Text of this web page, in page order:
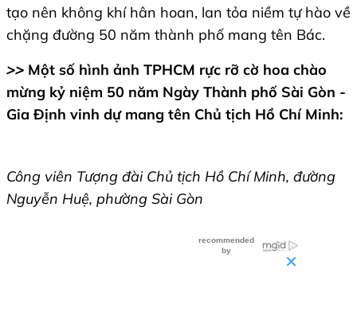
tạo nên không khí hân hoan, lan tỏa niềm tự hào về
chặng đường 50 năm thành phố mang tên Bác.
>> Một số hình ảnh TPHCM rực rỡ cờ hoa chào
mừng kỷ niệm 50 năm Ngày Thành phố Sài Gòn -
Gia Định vinh dự mang tên Chủ tịch Hồ Chí Minh:
Công viên Tượng đài Chủ tịch Hồ Chí Minh, đường
Nguyễn Huệ, phường Sài Gòn